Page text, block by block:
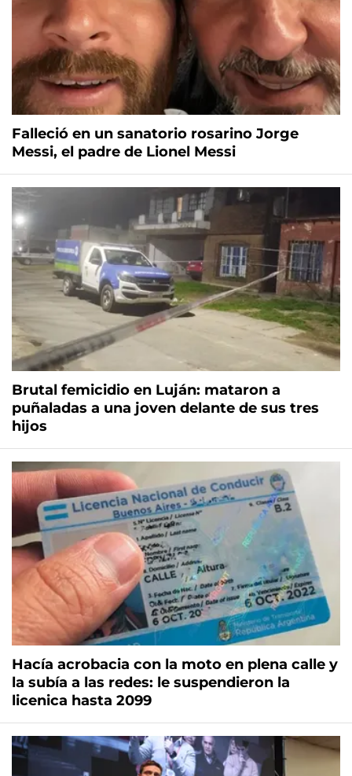
Falleció en un sanatorio rosarino Jorge
Messi, el padre de Lionel Messi
Brutal femicidio en Luján: mataron a
puñaladas a una joven delante de sus tres
hijos
Hacía acrobacia con la moto en plena calle y
la subía a las redes: le suspendieron la
licenica hasta 2099